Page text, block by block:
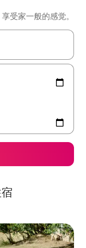
受家一般的感觉。
或通过点击或滑动手势